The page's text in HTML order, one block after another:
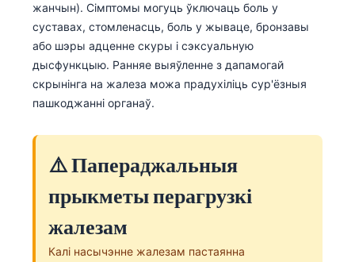
жанчын). Сімптомы могуць ўключаць боль у
суставах, стомленасць, боль у жываце, бронзавы
або шэры адценне скуры і сэксуальную
дысфункцыю. Ранняе выяўленне з дапамогай
скрынінга на жалеза можа прадухіліць сур'ёзныя
пашкоджанні органаў.
⚠️ Папераджальныя
прыкметы перагрузкі
жалезам
Калі насычэнне жалезам пастаянна
Kiswahili
አማርኛ
Українська
O‘zbekcha
Hrvatski
Slovenčina
كوردی‎